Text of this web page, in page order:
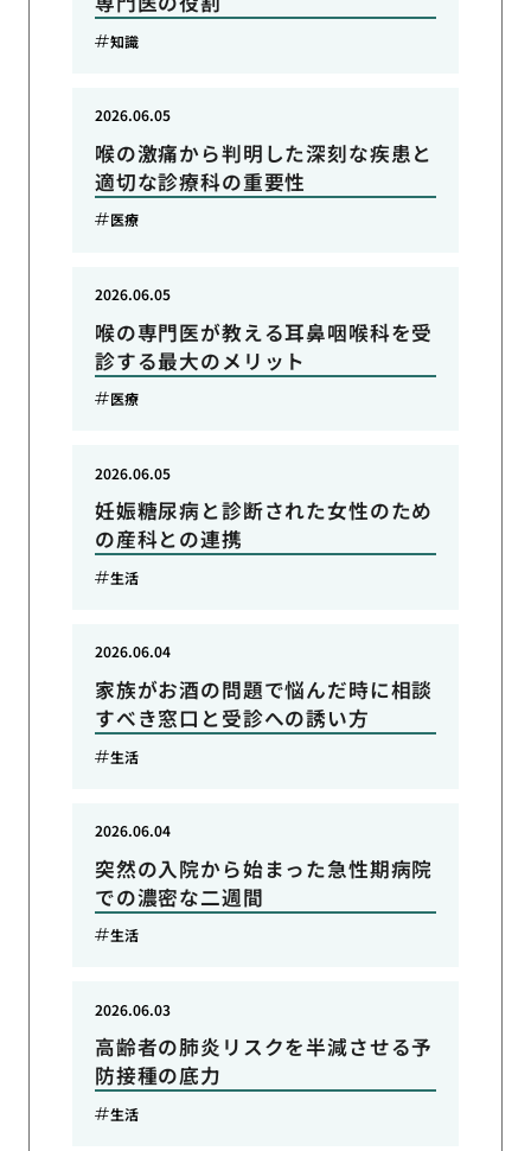
知識
喉の激痛から判明した深刻な疾患と
適切な診療科の重要性
2026.06.05
医療
喉の専門医が教える耳鼻咽喉科を受
診する最大のメリット
2026.06.05
医療
妊娠糖尿病と診断された女性のため
の産科との連携
2026.06.05
生活
家族がお酒の問題で悩んだ時に相談
すべき窓口と受診への誘い方
2026.06.04
生活
突然の入院から始まった急性期病院
での濃密な二週間
2026.06.04
生活
高齢者の肺炎リスクを半減させる予
防接種の底力
2026.06.03
生活